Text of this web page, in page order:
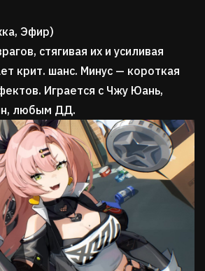
Эфир)
стягивая их и усиливая
крит. шанс. Минус — короткая
Играется с Чжу Юань,
любым ДД.